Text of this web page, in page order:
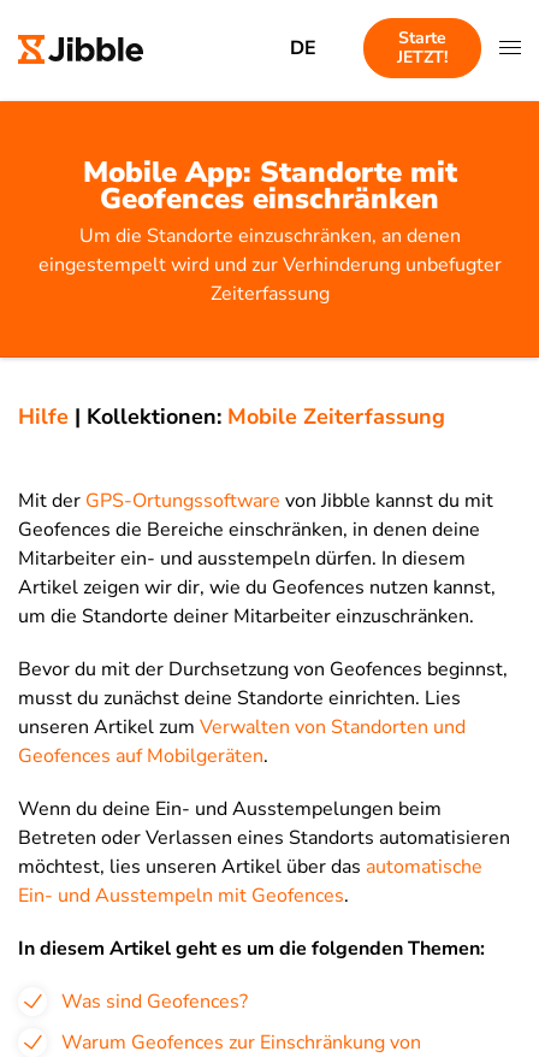
DE
Starte
JETZT!
Mobile App: Standorte mit
Geofences einschränken
Um die Standorte einzuschränken, an denen
eingestempelt wird und zur Verhinderung unbefugter
Zeiterfassung
Hilfe | Kollektionen: Mobile Zeiterfassung
Mit der GPS-Ortungssoftware von Jibble kannst du mit
Geofences die Bereiche einschränken, in denen deine
Mitarbeiter ein- und ausstempeln dürfen. In diesem
Artikel zeigen wir dir, wie du Geofences nutzen kannst,
um die Standorte deiner Mitarbeiter einzuschränken.
Bevor du mit der Durchsetzung von Geofences beginnst,
musst du zunächst deine Standorte einrichten. Lies
unseren Artikel zum Verwalten von Standorten und
Geofences auf Mobilgeräten.
Wenn du deine Ein- und Ausstempelungen beim
Betreten oder Verlassen eines Standorts automatisieren
möchtest, lies unseren Artikel über das automatische
Ein- und Ausstempeln mit Geofences.
In diesem Artikel geht es um die folgenden Themen:
Was sind Geofences?
Warum Geofences zur Einschränkung von